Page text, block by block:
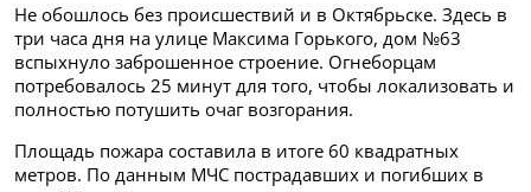
Не обошлось без происшествий и в Октябрьске. Здесь в
три часа дня на улице Максима Горького, дом №63
вспыхнуло заброшенное строение. Огнеборцам
потребовалось 25 минут для того, чтобы локализовать и
полностью потушить очаг возгорания.
Площадь пожара составила в итоге 60 квадратных
метров. По данным МЧС пострадавших и погибших в